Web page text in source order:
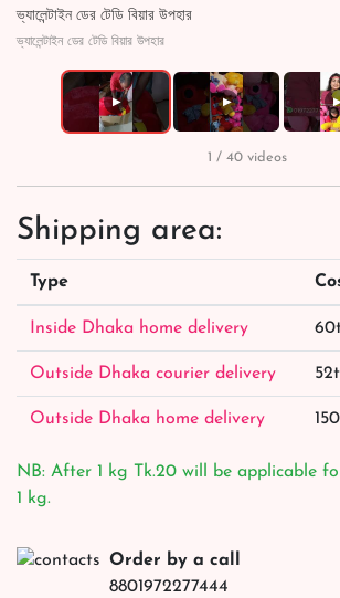
ভ্যালেন্টাইন ডের টেডি বিয়ার উপহার
ভ্যালেন্টাইন ডের টেডি বিয়ার উপহার
▶ ▶
1 / 40 videos
Shipping area:
Type
Inside Dhaka home delivery
Outside Dhaka courier delivery
Outside Dhaka home delivery
NB: After 1 kg Tk.20 will be applicable
1 kg.
Order by a call
8801972277444